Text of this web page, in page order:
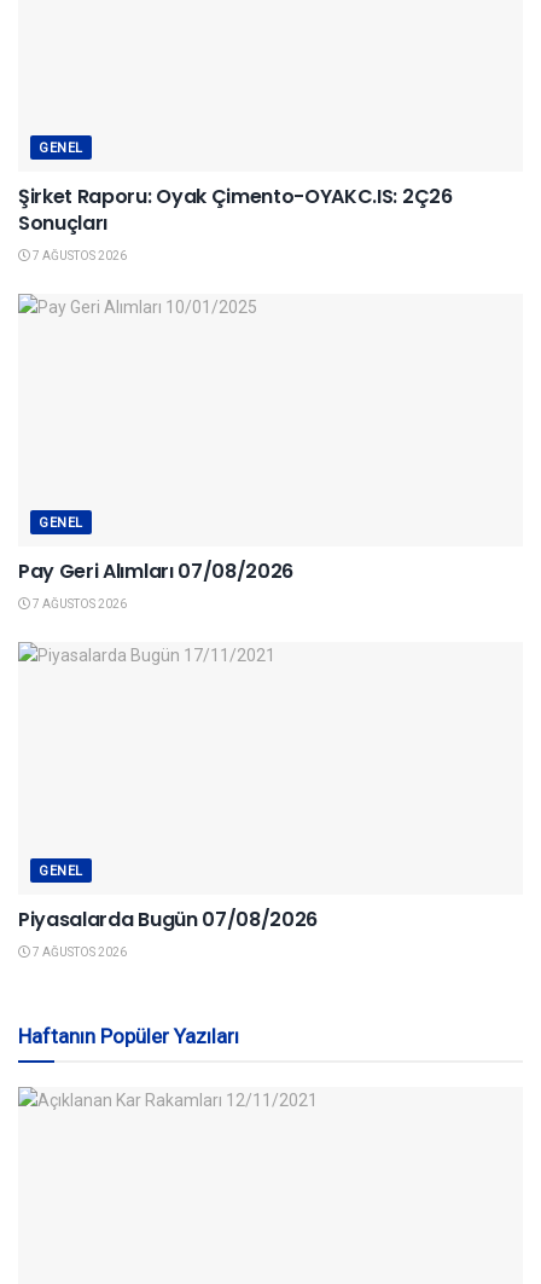
GENEL
Şirket Raporu: Oyak Çimento-OYAKC.IS: 2Ç26
Sonuçları
7 AĞUSTOS 2026
GENEL
Pay Geri Alımları 07/08/2026
7 AĞUSTOS 2026
GENEL
Piyasalarda Bugün 07/08/2026
7 AĞUSTOS 2026
Haftanın Popüler Yazıları